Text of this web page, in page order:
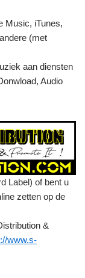
Music, iTunes,
(met
aan diensten
Audio
Label) of bent u
zetten op de
&
www.s-